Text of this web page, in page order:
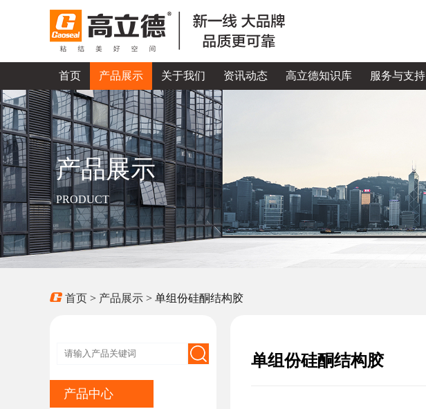
首页 产品展示 关于我们 资讯动态 高立德知识库 服务与支持
产品展示
PRODUCT
首页 > 产品展示 > 单组份硅酮结构胶
产品中心
单组份硅酮结构胶